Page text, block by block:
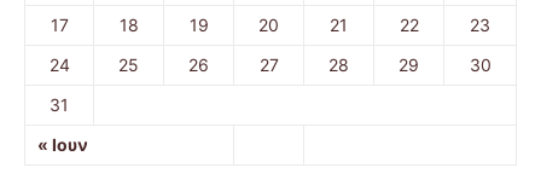
« Ιουν
17
18 19 20 21 22
23
24
25 26 27 28 29
30
31